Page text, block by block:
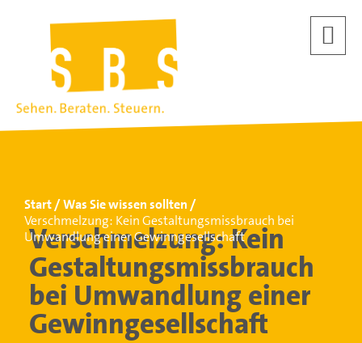
Start
Was Sie wissen sollten
Verschmelzung: Kein Gestaltungsmissbrauch bei
Umwandlung einer Gewinngesellschaft
Verschmelzung: Kein
Gestaltungsmissbrauch
bei Umwandlung einer
Gewinngesellschaft